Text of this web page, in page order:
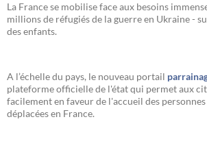
La France se mobilise face aux besoins
millions de réfugiés de la guerre en Ukraine -
des enfants.
A l’échelle du pays, le nouveau portail
plateforme officielle de l'état qui permet aux
facilement en faveur de l'accueil des
déplacées en France.